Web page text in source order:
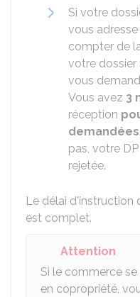
Si votre
vous
compter de
votre dossier
vous
Vous avez 3
réception
demandées
pas, votre
rejetée.
Le délai d'instruction
est complet.
Attention
Si le commerce
en copropriété,